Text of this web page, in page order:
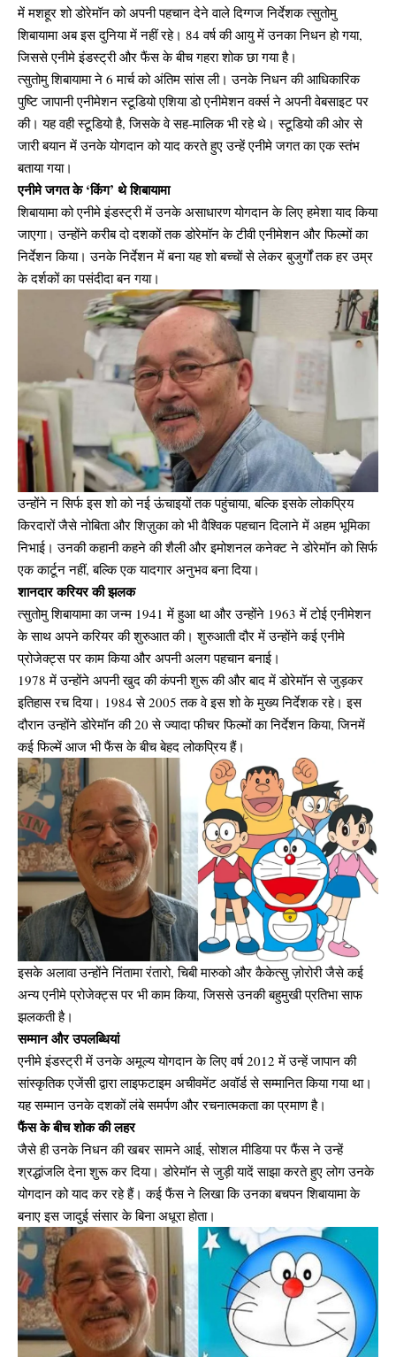
में मशहूर शो डोरेमॉन को अपनी पहचान देने वाले दिग्गज निर्देशक त्सुतोमु
शिबायामा अब इस दुनिया में नहीं रहे। 84 वर्ष की आयु में उनका निधन हो गया,
जिससे एनीमे इंडस्ट्री और फैंस के बीच गहरा शोक छा गया है।
त्सुतोमु शिबायामा ने 6 मार्च को अंतिम सांस ली। उनके निधन की आधिकारिक
पुष्टि जापानी एनीमेशन स्टूडियो एशिया डो एनीमेशन वर्क्स ने अपनी वेबसाइट पर
की। यह वही स्टूडियो है, जिसके वे सह-मालिक भी रहे थे। स्टूडियो की ओर से
जारी बयान में उनके योगदान को याद करते हुए उन्हें एनीमे जगत का एक स्तंभ
बताया गया।
एनीमे जगत के ‘किंग’ थे शिबायामा
शिबायामा को एनीमे इंडस्ट्री में उनके असाधारण योगदान के लिए हमेशा याद किया
जाएगा। उन्होंने करीब दो दशकों तक डोरेमॉन के टीवी एनीमेशन और फिल्मों का
निर्देशन किया। उनके निर्देशन में बना यह शो बच्चों से लेकर बुजुर्गों तक हर उम्र
के दर्शकों का पसंदीदा बन गया।
उन्होंने न सिर्फ इस शो को नई ऊंचाइयों तक पहुंचाया, बल्कि इसके लोकप्रिय
किरदारों जैसे नोबिता और शिज़ुका को भी वैश्विक पहचान दिलाने में अहम भूमिका
निभाई। उनकी कहानी कहने की शैली और इमोशनल कनेक्ट ने डोरेमॉन को सिर्फ
एक कार्टून नहीं, बल्कि एक यादगार अनुभव बना दिया।
शानदार करियर की झलक
त्सुतोमु शिबायामा का जन्म 1941 में हुआ था और उन्होंने 1963 में टोई एनीमेशन
के साथ अपने करियर की शुरुआत की। शुरुआती दौर में उन्होंने कई एनीमे
प्रोजेक्ट्स पर काम किया और अपनी अलग पहचान बनाई।
1978 में उन्होंने अपनी खुद की कंपनी शुरू की और बाद में डोरेमॉन से जुड़कर
इतिहास रच दिया। 1984 से 2005 तक वे इस शो के मुख्य निर्देशक रहे। इस
दौरान उन्होंने डोरेमॉन की 20 से ज्यादा फीचर फिल्मों का निर्देशन किया, जिनमें
कई फिल्में आज भी फैंस के बीच बेहद लोकप्रिय हैं।
इसके अलावा उन्होंने निंतामा रंतारो, चिबी मारुको और कैकेत्सु ज़ोरोरी जैसे कई
अन्य एनीमे प्रोजेक्ट्स पर भी काम किया, जिससे उनकी बहुमुखी प्रतिभा साफ
झलकती है।
सम्मान और उपलब्धियां
एनीमे इंडस्ट्री में उनके अमूल्य योगदान के लिए वर्ष 2012 में उन्हें जापान की
सांस्कृतिक एजेंसी द्वारा लाइफटाइम अचीवमेंट अवॉर्ड से सम्मानित किया गया था।
यह सम्मान उनके दशकों लंबे समर्पण और रचनात्मकता का प्रमाण है।
फैंस के बीच शोक की लहर
जैसे ही उनके निधन की खबर सामने आई, सोशल मीडिया पर फैंस ने उन्हें
श्रद्धांजलि देना शुरू कर दिया। डोरेमॉन से जुड़ी यादें साझा करते हुए लोग उनके
योगदान को याद कर रहे हैं। कई फैंस ने लिखा कि उनका बचपन शिबायामा के
बनाए इस जादुई संसार के बिना अधूरा होता।